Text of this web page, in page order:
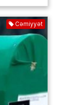
Cəmiyyət